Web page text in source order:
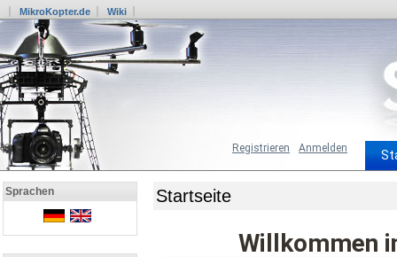
MikroKopter.de Wiki
Anmelden
Registrieren
Sprachen Startseite
Willkommen